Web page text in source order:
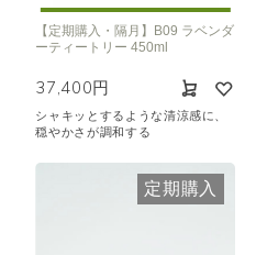
【定期購入・隔月】B09 ラベンダ
ーティートリー 450ml
37,400円
シャキッとするような清涼感に、
穏やかさが調和する
定期購入